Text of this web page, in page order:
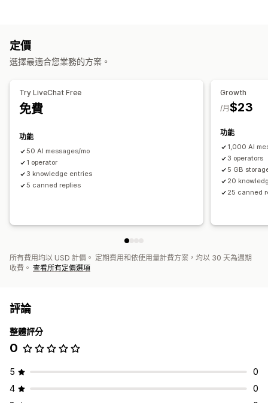
即時翻譯
自訂
指派聊天
定價
選擇最適合您業務的方案。
Try LiveChat Free
免費
功能
50 AI messages/mo
1 operator
3 knowledge entries
5 canned replies
Growth
$23
/月
功能
1,000 AI
3 operators
5 GB
20
25 canned
所有費用均以 USD 計價。 定期費用和依使用量計費方案，均以 30 天為週期
收費。 查看所有定價選項
評論
整體評分
0
5
0
4
0